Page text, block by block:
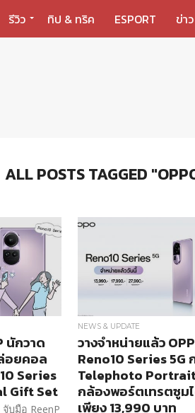
รีวิว ทิป & ทริค ESPORT ข่าว
ALL POSTS TAGGED
นักวาด
อยคอล
Series
Gift Set
จับมือ ReenP
NEWS & UPDATE
วางจำหน่ายแล้ว
Reno10 Series 5G
Telephoto
กล้องพอร์ตเทรตซูม
เพียง 13,990 บาท